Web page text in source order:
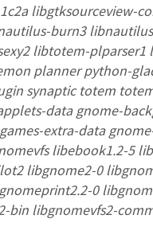
libgtksourceview-
burn3
libtotem-
planner python-
synaptic totem
data gnome-
extra-data
libebook1.2-5
libgnome2-0
0
libgnomevfs2-